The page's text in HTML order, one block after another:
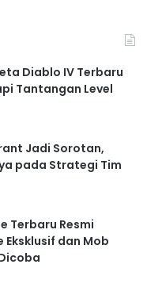
Diablo IV Terbaru
Tantangan Level
Jadi Sorotan,
pada Strategi Tim
Terbaru Resmi
Eksklusif dan Mob